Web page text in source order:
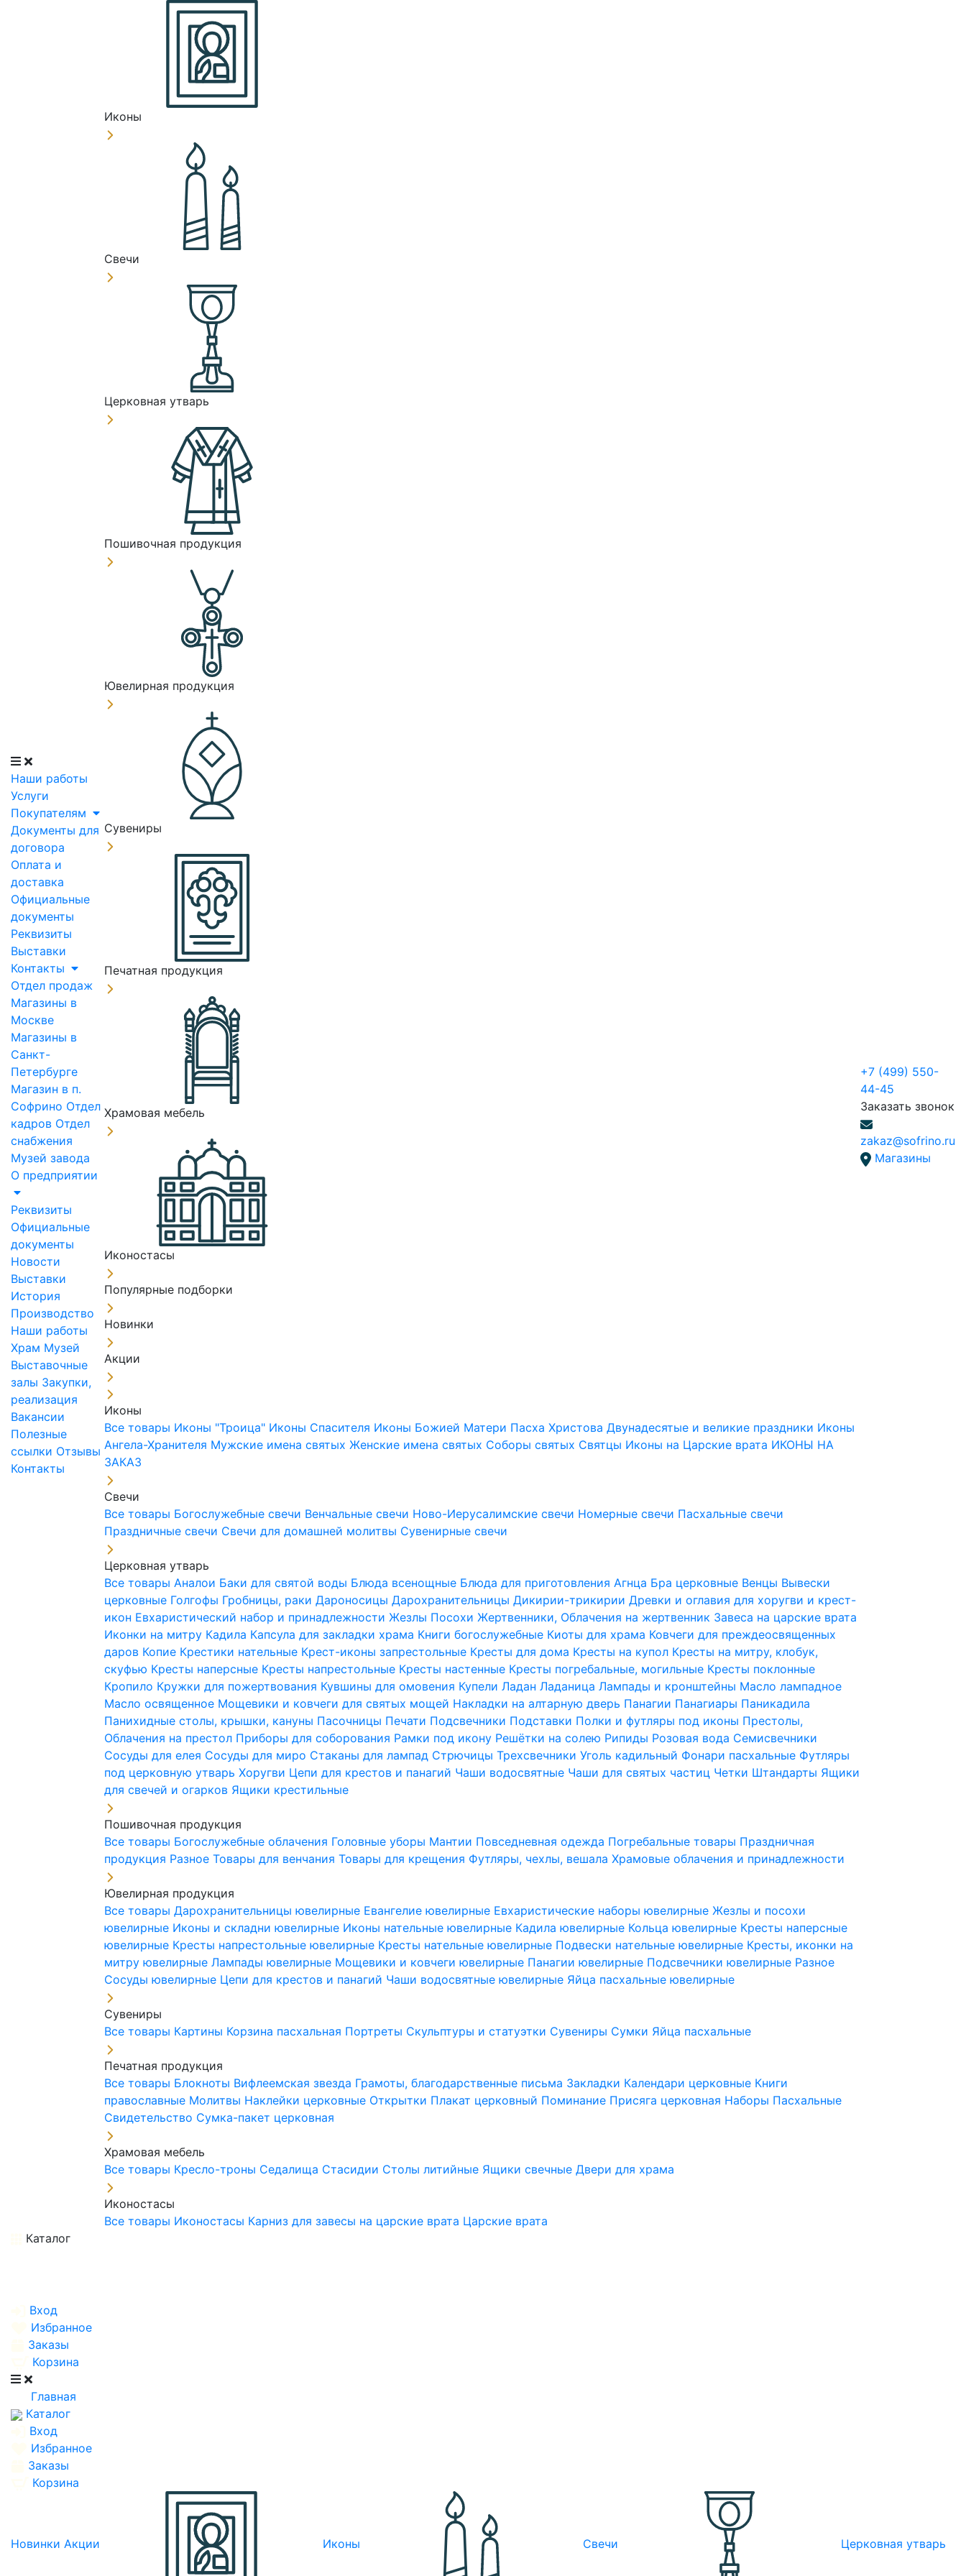
Наши работы
Услуги
Покупателям
Документы для
договора
Оплата и
доставка
Официальные
документы
Реквизиты
Выставки
Контакты
Отдел продаж
Магазины в
Москве
Магазины в
Санкт-
Петербурге
Магазин в п.
Софрино Отдел
кадров Отдел
снабжения
Музей завода
О предприятии
Реквизиты
Официальные
документы
Новости
Выставки
История
Производство
Наши работы
Храм Музей
Выставочные
залы Закупки,
реализация
Вакансии
Полезные
ссылки Отзывы
Контакты
Иконы
Свечи
Церковная утварь
Пошивочная продукция
Ювелирная продукция
Сувениры
Печатная продукция
Храмовая мебель
Иконостасы
Популярные подборки
Новинки
Акции
Иконы
Все товары Иконы "Троица" Иконы Спасителя Иконы Божией Матери Пасха ХристоваДвунадесятые и великие праздники Иконы
Ангела-Хранителя Мужские имена святыхЖенские имена святых Соборы святых Святцы Иконы на Царские врата ИКОНЫ НА
ЗАКАЗ
Свечи
Все товары Богослужебные свечи Венчальные свечи Ново-Иерусалимские свечи Номерные свечи Пасхальные свечи
Праздничные свечи Свечи для домашней молитвы Сувенирные свечи
Церковная утварь
Все товарыАналои Баки для святой воды Блюда всенощные Блюда для приготовления Агнца Бра церковные Венцы Вывески
церковные Голгофы Гробницы, ракиДароносицыДарохранительницыДикирии-трикирииДревки и оглавия для хоругви и крест-
икон Евхаристический набор и принадлежностиЖезлы ПосохиЖертвенники, Облачения на жертвенник Завеса на царские врата
Иконки на митру Кадила Капсула для закладки храма Книги богослужебные Киоты для храма Ковчеги для преждеосвященных
даров Копие Крестики нательные Крест-иконы запрестольные Кресты для дома Кресты на купол Кресты на митру, клобук,
скуфью Кресты наперсные Кресты напрестольные Кресты настенные Кресты погребальные, могильные Кресты поклонные
Кропило Кружки для пожертвования Кувшины для омовения КупелиЛаданЛаданицаЛампады и кронштейны Масло лампадное
Масло освященное Мощевики и ковчеги для святых мощей Накладки на алтарную дверь Панагии Панагиары Паникадила
Панихидные столы, крышки, кануны Пасочницы Печати Подсвечники Подставки Полки и футляры под иконы Престолы,
Облачения на престол Приборы для соборования Рамки под икону Решётки на солею Рипиды Розовая вода Семисвечники
Сосуды для елея Сосуды для миро Стаканы для лампад СтрючицыТрехсвечникиУголь кадильный Фонари пасхальные Футляры
под церковную утварьХоругви Цепи для крестов и панагий Чаши водосвятные Чаши для святых частиц Четки Штандарты Ящики
для свечей и огарков Ящики крестильные
Пошивочная продукция
Все товары Богослужебные облачения Головные уборы Мантии Повседневная одежда Погребальные товары Праздничная
продукция РазноеТовары для венчанияТовары для крещения Футляры, чехлы, вешалаХрамовые облачения и принадлежности
Ювелирная продукция
Все товарыДарохранительницы ювелирные Евангелие ювелирные Евхаристические наборы ювелирныеЖезлы и посохи
ювелирные Иконы и складни ювелирные Иконы нательные ювелирные Кадила ювелирные Кольца ювелирные Кресты наперсные
ювелирные Кресты напрестольные ювелирные Кресты нательные ювелирные Подвески нательные ювелирные Кресты, иконки на
митру ювелирныеЛампады ювелирные Мощевики и ковчеги ювелирные Панагии ювелирные Подсвечники ювелирные Разное
Сосуды ювелирные Цепи для крестов и панагий Чаши водосвятные ювелирные Яйца пасхальные ювелирные
Сувениры
Все товары Картины Корзина пасхальная Портреты Скульптуры и статуэтки Сувениры Сумки Яйца пасхальные
Печатная продукция
Все товары Блокноты Вифлеемская звезда Грамоты, благодарственные письма Закладки Календари церковные Книги
православные Молитвы Наклейки церковные Открытки Плакат церковный Поминание Присяга церковная Наборы Пасхальные
Свидетельство Сумка-пакет церковная
Храмовая мебель
Все товары Кресло-троны Седалища Стасидии Столы литийные Ящики свечныеДвери для храма
Иконостасы
Все товары Иконостасы Карниз для завесы на царские врата Царские врата
+7 (499) 550-
44-45
Заказать звонок
zakaz@sofrino.ru
Магазины
Каталог
Вход
Избранное
Заказы
Корзина
Главная
Каталог
Вход
Избранное
Заказы
Корзина
Новинки Акции Иконы Свечи Церковная утварь